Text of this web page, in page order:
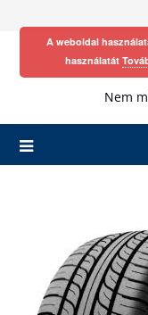
Nem
A weboldal
használatát